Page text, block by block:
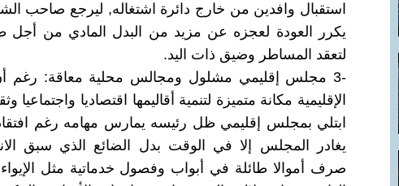
استقبال وافدين من خارج دائرة اشتغاله, ليرجع صاحب
يكرر العودة لعجزه عن مزيد من البدل المادي من
لتعقد المساطر وضيق ذات اليد.
-3 مجلس إقليمي مشلول ومجالس محلية معاقة: رغم
الإقليمية مكانة متميزة لتنمية أقاليمها اقتصاديا واجتماعيا
ابتلي بمجلس إقليمي ظل رئيسه يمارس مهامه رغم افتقاده
يغادر المجلس إلا في الوقت بدل الضائع الذي سبق
صرف أموالا طائلة في أبواب وفصول خدماتية مثل